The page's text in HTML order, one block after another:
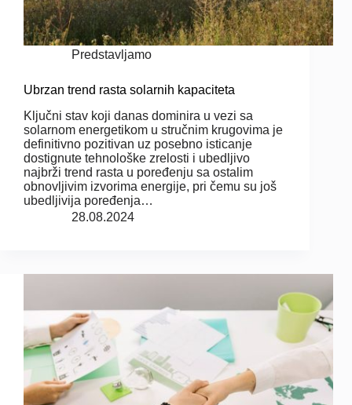
Predstavljamo
Ubrzan trend rasta solarnih kapaciteta
Ključni stav koji danas dominira u vezi sa
solarnom energetikom u stručnim krugovima je
definitivno pozitivan uz posebno isticanje
dostignute tehnološke zrelosti i ubedljivo
najbrži trend rasta u poređenju sa ostalim
obnovljivim izvorima energije, pri čemu su još
ubedljivija poređenja…
28.08.2024